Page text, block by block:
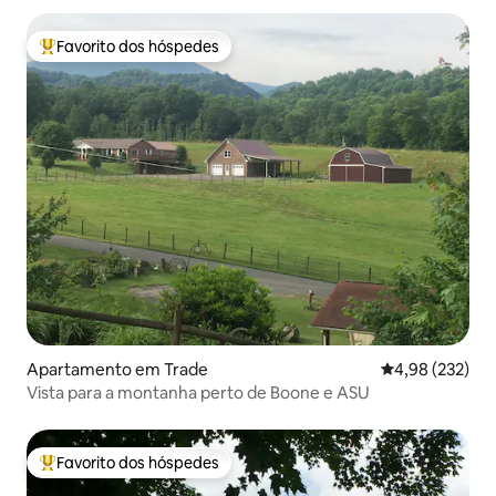
Favoritos dos hóspedes mais apreciados
Favorito dos hóspedes
Apartamento em Trade Classificação
4,98 (232)
Vista para a montanha perto de Boone e ASU
Favoritos dos hóspedes mais apreciados
Favorito dos hóspedes